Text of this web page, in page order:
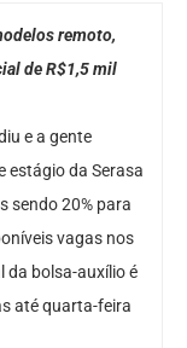
remoto,
de R$1,5 mil
e a gente
estágio da Serasa
sendo 20% para
vagas nos
da bolsa-auxílio é
até quarta-feira